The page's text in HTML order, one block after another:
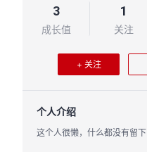
3
成长值
1
关注
+ 关注
个人介绍
这个人很懒，什么都没有留下